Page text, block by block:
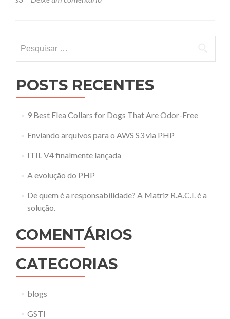
POSTS RECENTES
9 Best Flea Collars for Dogs That Are Odor-Free
Enviando arquivos para o AWS S3 via PHP
ITIL V4 finalmente lançada
A evolução do PHP
De quem é a responsabilidade? A Matriz R.A.C.I. é a
solução.
COMENTÁRIOS
CATEGORIAS
blogs
GSTI